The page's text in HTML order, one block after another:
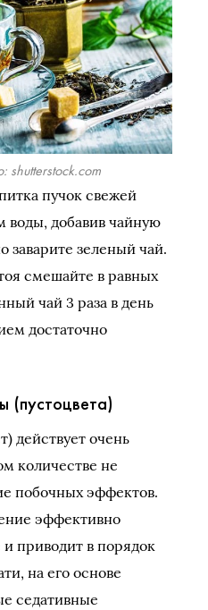
shutterstock.com
пучок свежей
воды, добавив чайную
заварите зеленый чай.
смешайте в равных
чай 3 раза в день
достаточно
(пустоцвета)
действует очень
количестве не
побочных эффектов.
эффективно
приводит в порядок
на его основе
седативные